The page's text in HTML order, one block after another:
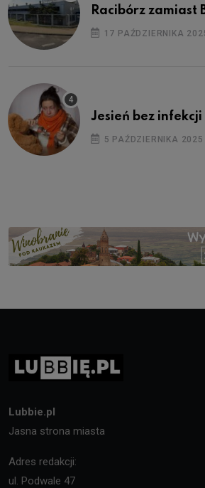
Racibórz zamiast
17 PAŹDZIERNIKA
Jesień bez infekcji
5 PAŹDZIERNIKA 2025
Lubbie.pl
Jasna strona miasta
Adres redakcji:
ul. Podwale 47